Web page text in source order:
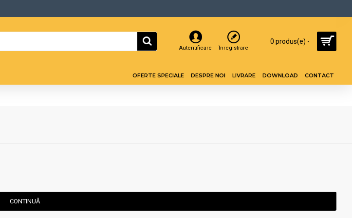
Autentificare Înregistrare
0 produs(e) -
OFERTE SPECIALE DESPRE NOI LIVRARE DOWNLOAD CONTACT
CONTINUĂ